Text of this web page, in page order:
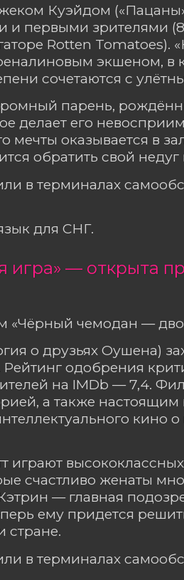
Куэйдом
первыми зрителями
Rotten Tomatoes).
экшеном, в
сочетаются с
парень,
делает его
мечты оказывается в
обратить свой недуг
в терминалах
для СНГ.
«Чёрный чемодан —
о друзьях Оушена)
одобрения
на IMDb — 7,4.
а также настоящим
кино
высококлассных
счастливо женаты
— главная
ему придется
стране.
в терминалах